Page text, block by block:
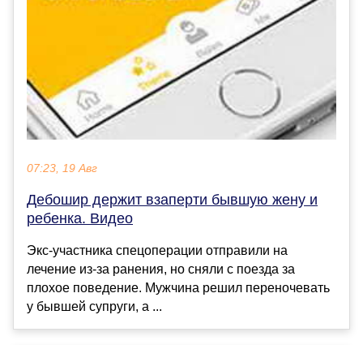
07:23, 19 Авг
Дебошир держит взаперти бывшую жену и
ребенка. Видео
Экс-участника спецоперации отправили на
лечение из-за ранения, но сняли с поезда за
плохое поведение. Мужчина решил переночевать
у бывшей супруги, а ...